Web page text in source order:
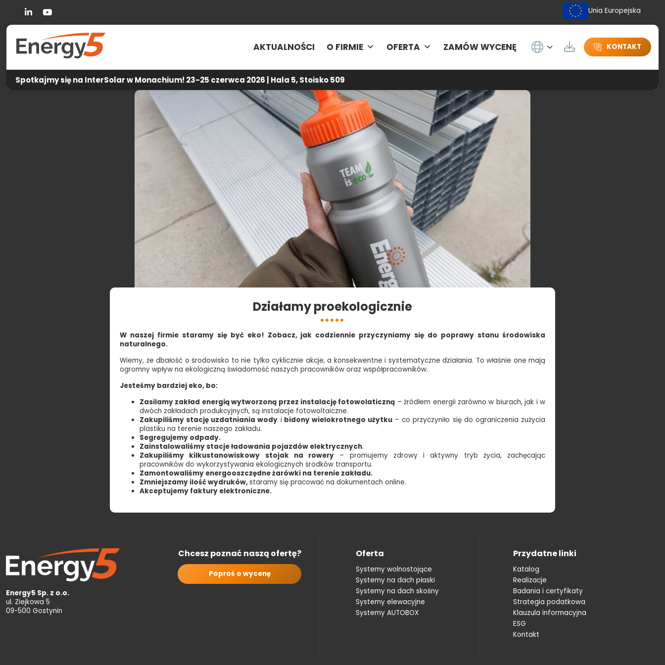
You Tube
Unia Europejska
AKTUALNOŚCI O FIRMIE OFERTA ZAMÓW WYCENĘ
Wybierz język
Do pobraniaKONTAKT
Spotkajmy się na InterSolar w Monachium! 23-25 czerwca 2026 | Hala 5, Stoisko 509
Energy5 -Dla środowiska-Działamy proekologicznie
Działamy proekologicznie
W naszej firmie staramy się być eko! Zobacz, jak codziennie przyczyniamy się do poprawy stanu środowiska
naturalnego.
Wiemy, że dbałość o środowisko to nie tylko cyklicznie akcje, a konsekwentne i systematyczne działania. To właśnie one mają
ogromny wpływ na ekologiczną świadomość naszych pracowników oraz współpracowników.
Jesteśmy bardziej eko, bo:
Zasilamy zakład energią wytworzoną przez instalację fotowolaticzną – źródłem energii zarówno w biurach, jak i w
dwóch zakładach produkcyjnych, są instalacje fotowoltaiczne.
Zakupiliśmy stację uzdatniania wody i bidony wielokrotnego użytku – co przyczyniło się do ograniczenia zużycia
plastiku na terenie naszego zakładu.
Segregujemy odpady.
Zainstalowaliśmy stacje ładowania pojazdów elektrycznych.
Zakupiliśmy kilkustanowiskowy stojak na rowery – promujemy zdrowy i aktywny tryb życia, zachęcając
pracowników do wykorzystywania ekologicznych środków transportu.
Zamontowaliśmy energooszczędne żarówki na terenie zakładu.
Zmniejszamy ilość wydruków,staramy się pracować na dokumentach online.
Akceptujemy faktury elektroniczne.
Energy5 Sp. z o.o.
ul. Ziejkowa 5
09-500 Gostynin
Chcesz poznać naszą ofertę?
Poproś o wycenę
Oferta
Systemy wolnostojące
Systemy na dach płaski
Systemy na dach skośny
Systemy elewacyjne
Systemy AUTOBOX
Przydatne linki
Katalog
Realizacje
Badania i certyfikaty
Strategia podatkowa
Klauzula informacyjna
ESG
Kontakt